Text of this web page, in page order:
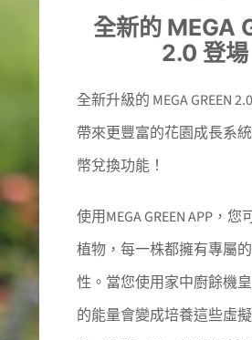
全新的 MEGA
2.0 登場
全新升級的 MEGA GREEN
帶來更豐富的花園成長系
幣兌換功能！
使用MEGA GREEN APP，
植物，每一株都擁有專屬
性。當您使用家中廚餘機
的能量會變成培養這些虛